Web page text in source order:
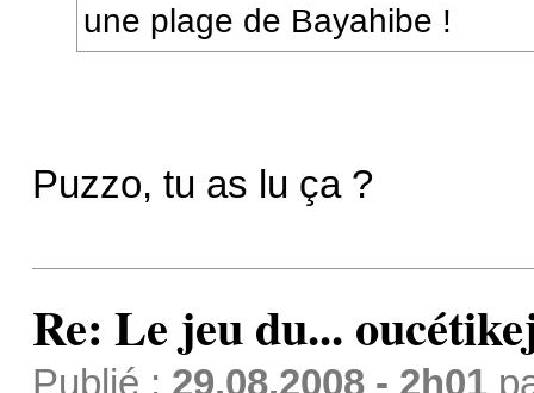
une plage de Bayahibe !
Puzzo, tu as lu ça ?
Re: Le jeu du...
Publié : 29.08.2008 - 2h01